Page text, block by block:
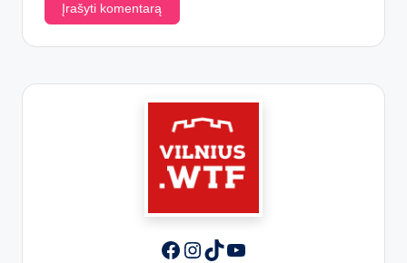
Facebook
Instagram
TikTokYouTube